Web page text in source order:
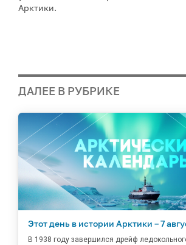
Арктики.
ДАЛЕЕ В РУБРИКЕ
Этот день в истории Арктики – 7
В 1938 году завершился дрейф